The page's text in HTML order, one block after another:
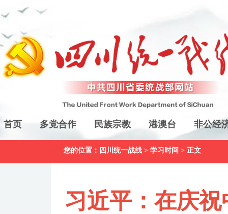
首页 多党合作 民族宗教 港澳台 非公经
您的位置： 四川统一战线 > 学习时间 > 正文
习近平：在庆